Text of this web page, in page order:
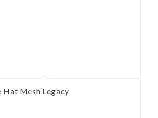
Hat Mesh Legacy